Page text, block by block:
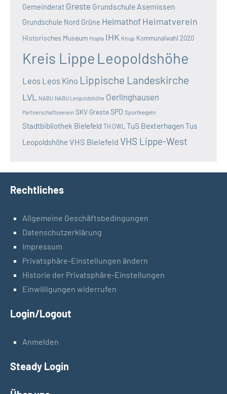
Gemeinderat Greste Grundschule Asemissen
Grundschule Nord Grüne Heimathof Heimatverein
Historisches Museum Hopla IHK Knup Kommunalwahl 2020
Kreis Lippe Leopoldshöhe
Leos Leos Kino Lippische Landeskirche
LVL NABU NABU Leopoldshöhe Oerlinghausen
Partnerschaftsverein SKV GresteSPD Sportkegeln
Stadtbibliothek Bielefeld TH OWL TuS BexterhagenTus
Leopoldshöhe VHS Bielefeld VHS Lippe-West
Rechtliches
Allgemeine Geschäftsbedingungen
Datenschutzerklärung
Impressum
Privatsphäre-Einstellungen ändern
Historie der Privatsphäre-Einstellungen
Einwilligungen widerrufen
Login/Logout
Anmelden
Steady Login